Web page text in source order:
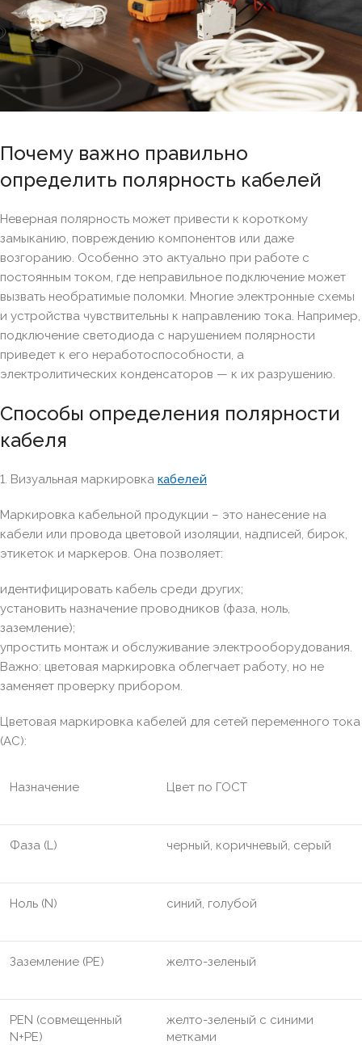
Почему важно правильно
определить полярность кабелей
Неверная полярность может привести к короткому
замыканию, повреждению компонентов или даже
возгоранию. Особенно это актуально при работе с
постоянным током, где неправильное подключение может
вызвать необратимые поломки. Многие электронные схемы
и устройства чувствительны к направлению тока. Например,
подключение светодиода с нарушением полярности
приведет к его неработоспособности, а
электролитических конденсаторов — к их разрушению.
Способы определения полярности
кабеля
1. Визуальная маркировка кабелей
Маркировка кабельной продукции – это нанесение на
кабели или провода цветовой изоляции, надписей, бирок,
этикеток и маркеров. Она позволяет:
идентифицировать кабель среди других;
установить назначение проводников (фаза, ноль,
заземление);
упростить монтаж и обслуживание электрооборудования.
Важно: цветовая маркировка облегчает работу, но не
заменяет проверку прибором.
Цветовая маркировка кабелей для сетей переменного тока
(AC):
Назначение Цвет по ГОСТ
Фаза (L) черный, коричневый, серый
Ноль (N) синий, голубой
Заземление (PE) желто-зеленый
PEN (совмещенный
N+PE)
желто-зеленый с синими
метками